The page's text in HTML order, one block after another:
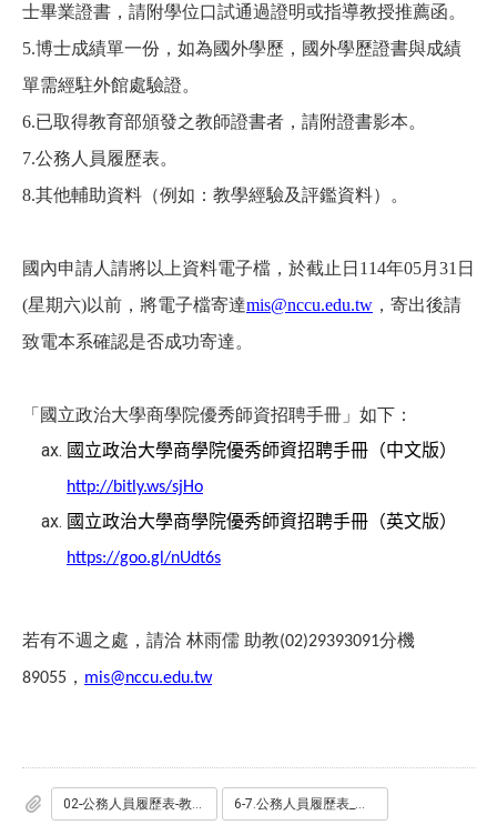
士畢業證書，請附學位口試通過證明或指導教授推薦函。
5.博士成績單一份，如為國外學歷，國外學歷證書與成績
單需經駐外館處驗證。
6.已取得教育部頒發之教師證書者，請附證書影本。
7.公務人員履歷表。
8.其他輔助資料（例如：教學經驗及評鑑資料）。
國內申請人請將以上資料電子檔，於截止日114年05月31日
(星期六)以前，將電子檔寄達mis@nccu.edu.tw ，寄出後請
致電本系確認是否成功寄達。
「國立政治大學商學院優秀師資招聘手冊」如下：
國立政治大學商學院優秀師資招聘手冊（中文版）
http://bitly.ws/sjHo
國立政治大學商學院優秀師資招聘手冊（英文版）
https://goo.gl/nUdt6s
若有不週之處，請洽 林雨儒 助教(02)29393091分機
89055 ， mis@nccu.edu.tw
02-公務人員履歷表-教師版-中英版ENG.pdf 6-7.公務人員履歷表_一般_專任用_.odt.odt